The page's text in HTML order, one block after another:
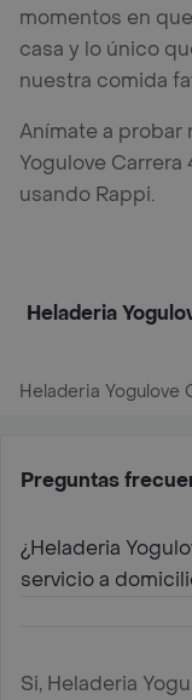
momentos en
casa y lo único
nuestra comida
Anímate a probar
Yogulove
usando Rappi.
Heladeria
Heladeria Yogulove
Preguntas
¿Heladeria
servicio a
Si, Heladeria